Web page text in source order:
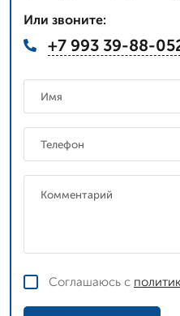
Или звоните:
+7 993 39-88-
Соглашаюсь с